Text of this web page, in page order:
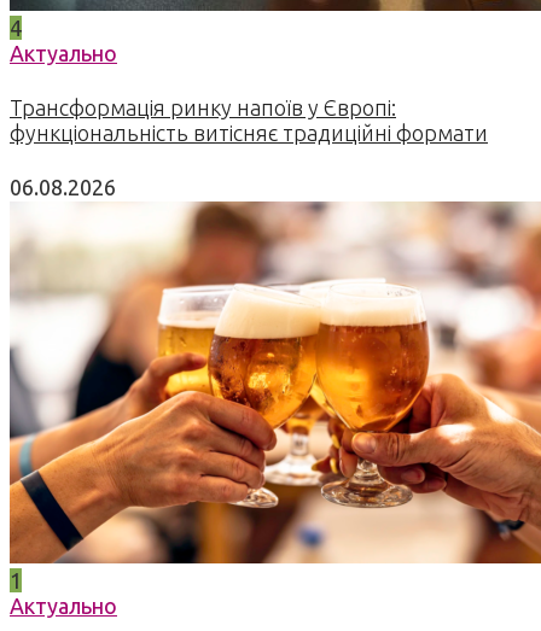
4
Актуально
Трансформація ринку напоїв у Європі:
функціональність витісняє традиційні формати
06.08.2026
1
Актуально